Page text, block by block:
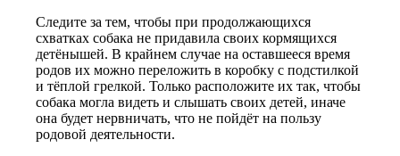
Следите за тем, чтобы при продолжающихся
схватках собака не придавила своих кормящихся
детёнышей. В крайнем случае на оставшееся время
родов их можно переложить в коробку с подстилкой
и тёплой грелкой. Только расположите их так, чтобы
собака могла видеть и слышать своих детей, иначе
она будет нервничать, что не пойдёт на пользу
родовой деятельности.